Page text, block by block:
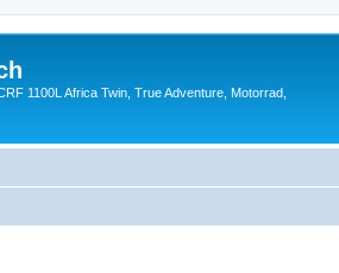
1100L Africa Twin, True Adventure, Motorrad,